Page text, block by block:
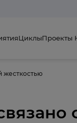
ЦиклыПроекты
жесткостью